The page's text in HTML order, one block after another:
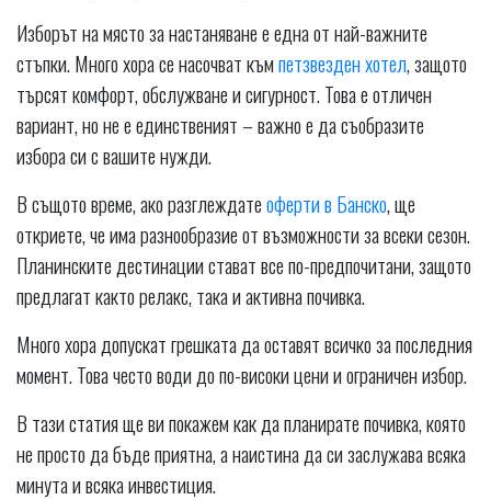
Изборът на място за настаняване е една от най-важните
стъпки. Много хора се насочват къмпетзвезден хотел, защото
търсят комфорт, обслужване и сигурност. Това е отличен
вариант, но не е единственият – важно е да съобразите
избора си с вашите нужди.
В същото време, ако разглеждатеоферти в Банско, ще
откриете, че има разнообразие от възможности за всеки сезон.
Планинските дестинации стават все по-предпочитани, защото
предлагат както релакс, така и активна почивка.
Много хора допускат грешката да оставят всичко за последния
момент. Това често води до по-високи цени и ограничен избор.
В тази статия ще ви покажем как да планирате почивка, която
не просто да бъде приятна, а наистина да си заслужава всяка
минута и всяка инвестиция.